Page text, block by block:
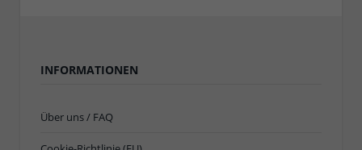
INFORMATIONEN
Über uns / FAQ